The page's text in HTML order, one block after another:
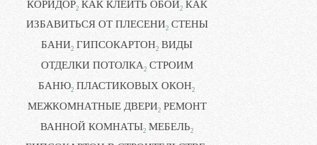
КОРИДОР2 КАК КЛЕИТЬ ОБОИ2 КАК
ИЗБАВИТЬСЯ ОТ ПЛЕСЕНИ2 СТЕНЫ
БАНИ2 ГИПСОКАРТОН2 ВИДЫ
ОТДЕЛКИ ПОТОЛКА2 СТРОИМ
БАНЮ2 ПЛАСТИКОВЫХ ОКОН2
МЕЖКОМНАТНЫЕ ДВЕРИ2 РЕМОНТ
ВАННОЙ КОМНАТЫ2 МЕБЕЛЬ2